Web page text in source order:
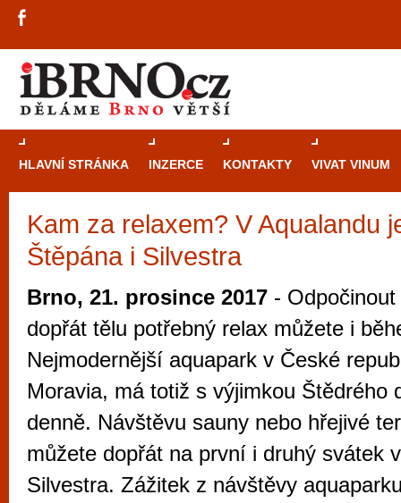
HLAVNÍ STRÁNKA INZERCE KONTAKTY VIVAT VINUM
Kam za relaxem? V Aqualandu
Štěpána i Silvestra
Brno, 21. prosince 2017 -
dopřát tělu potřebný relax můžete i
Nejmodernější aquapark v České
Moravia, má totiž s výjimkou Štědrého
denně. Návštěvu sauny nebo hřejivé
můžete dopřát na první i druhý svátek
Silvestra. Zážitek z návštěvy
Průvodce
Brno je
zajímavé
restaurace,
Mimo jiné je ale také místem, kde si
vyzkoušet různé kasinové hry. V
metropoli naleznete širokou nabídku her
po moderní automaty jak pro pravidelné
příležitostné hráče. V...